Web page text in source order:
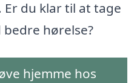
du klar til at tage
hørelse?
hjemme hos